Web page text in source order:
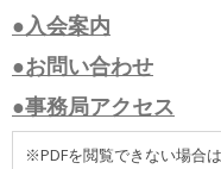
●入会案内
●お問い合わせ
●事務局アクセス
※PDFを閲覧できない場合